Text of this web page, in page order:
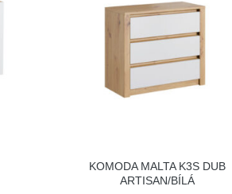
KOMODA MALTA K3S DUB
ARTISAN/BÍLÁ